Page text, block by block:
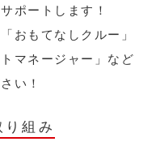
ポートします！
おもてなしクルー」
マネージャー」など
い！
り組み